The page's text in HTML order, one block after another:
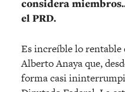
considera
el PRD.
Es increíble lo rentable
Alberto Anaya que,
forma casi